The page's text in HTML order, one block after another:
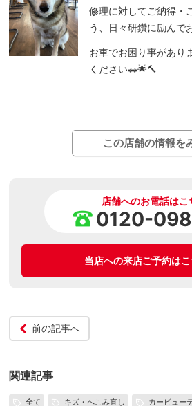
修理に対してご納得・
う、日々研鑽に励んで
お車でお困り事があり
ください🚗🌟🔨
この店舗の情報を
店舗へのお電話はこ
0120-
当店への来店ご予約は
前の記事へ
関連記事
全て キズ・へこみ直し カービュー